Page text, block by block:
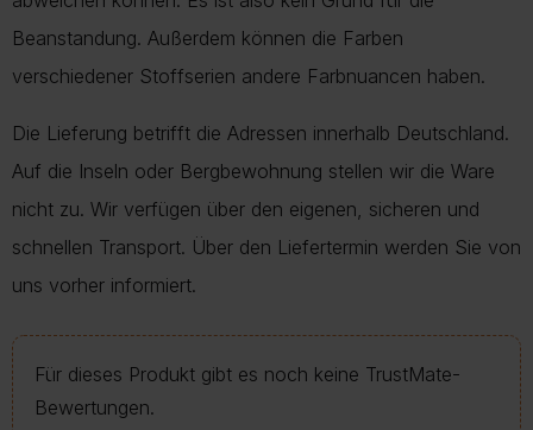
Beanstandung. Außerdem können die Farben
verschiedener Stoffserien andere Farbnuancen haben.
Die Lieferung betrifft die Adressen innerhalb Deutschland.
Auf die Inseln oder Bergbewohnung stellen wir die Ware
nicht zu. Wir verfügen über den eigenen, sicheren und
schnellen Transport. Über den Liefertermin werden Sie von
uns vorher informiert.
Für dieses Produkt gibt es noch keine TrustMate-
Bewertungen.